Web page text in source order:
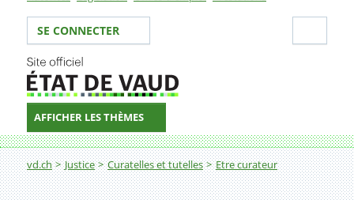
Sous-navigation
Votre identité
SE CONNECTER
AFFICHER LES THÈMES
Fil d'Ariane
vd.ch Justice Curatelles et tutelles Etre curateur
Rémunération des curatrices et curateurs